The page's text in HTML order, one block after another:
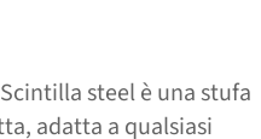
steel è una stufa
adatta a qualsiasi